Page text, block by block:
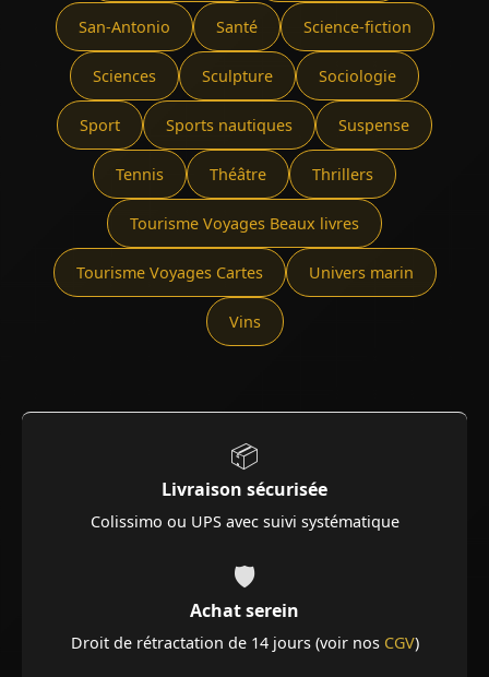
San-Antonio Santé Science-fiction
Sciences Sculpture Sociologie
Sport Sports nautiques Suspense
Tennis Théâtre Thrillers
Tourisme Voyages Beaux livres
Tourisme Voyages Cartes Univers marin
Vins
📦
Livraison sécurisée
Colissimo ou UPS avec suivi systématique
🛡️
Achat serein
Droit de rétractation de 14 jours (voir nos CGV)